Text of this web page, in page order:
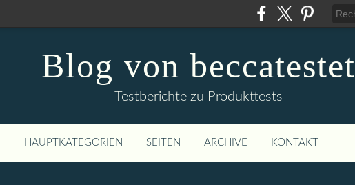
Blog von beccatestet
Testberichte zu Produkttests
HAUPTKATEGORIEN SEITEN ARCHIVE KONTAKT